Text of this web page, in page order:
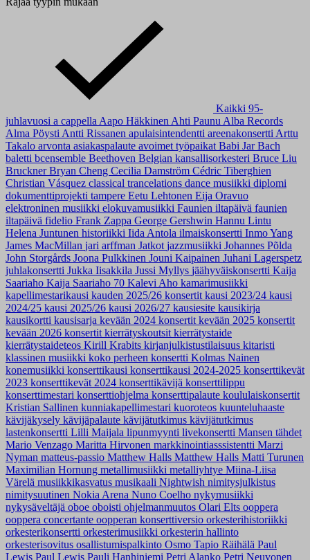
Kaikki 95-
juhlavuosi a cappella Aapo Häkkinen Ahti Paunu Alba Records
Alma Pöysti Antti Rissanen apulaisintendentti areenakonsertti Arttu
Takalo arvonta asiakaspalaute avoimet työpaikat Babi JarBach
baletti bcensemble Beethoven Belgian kansallisorkesteri Bruce Liu
BrucknerBryan Cheng Cecilia Damström Cédric Tiberghien
Christian Vásquez classical trancelations dance musiikki diplomi
dokumenttiprojekti tampere Eetu Lehtonen Eija Oravuo
elektroninen musiikki elokuvamusiikki Faunien iltapäivä faunien
iltapäivä fidelio Frank Zappa George Gershwin Hannu Lintu
Helena Juntunen historiikki Iida Antola ilmaiskonsertti Inmo Yang
James MacMillan jari arffman Jatkot jazzmusiikki Johannes Põlda
John Storgårds Joona Pulkkinen Jouni Kaipainen Juhani Lagerspetz
juhlakonsertti Jukka Iisakkila Jussi Myllys jäähyväiskonsertti Kaija
Saariaho Kaija Saariaho 70 Kalevi Aho kamarimusiikki
kapellimestarikausi kauden 2025/26 konsertit kausi 2023/24 kausi
2024/25 kausi 2025/26 kausi 2026/27 kausiesite kausikirja
kausikortti kausisarja kevään 2024 konsertit kevään 2025 konsertit
kevään 2026 konsertit kierrätyskoutsit kierrätystaide
kierrätystaideteos Kirill Krabits kirjanjulkistustilaisuus kitaristi
klassinen musiikki koko perheen konsertti Kolmas Nainen
konemusiikki konserttikausi konserttikausi 2024-2025 konserttikevät
2023 konserttikevät 2024 konserttikävijä konserttilippu
konserttimestari konserttiohjelma konserttipalaute koululaiskonsertit
Kristian Sallinen kunniakapellimestari kuoroteos kuunteluhaaste
kävijäkysely kävijäpalaute kävijätutkimus kävijätutkimus
lastenkonsertti Lilli Maijala lipunmyynti livekonsertti Mansen tähdet
Mario Venzago Maritta Hirvonen markkinointiasssistentti Marzi
Nyman matteus-passio Matthew Halls Matthew Halls Matti Turunen
Maximilian Hornung metallimusiikki metalliyhtye Miina-Liisa
Värelä musiikkikasvatus musikaali Nightwish nimitysjulkistus
nimitysuutinen Nokia Arena Nuno Coelho nykymusiikki
nykysäveltäjä oboe oboisti ohjelmanmuutos Olari Elts ooppera
ooppera concertante oopperan konserttiversio orkesterihistoriikki
orkesterikonsertti orkesterimusiikki orkesterin hallinto
orkesterisovitus osallistumispalkinto Osmo Tapio Räihälä Paul
Lewis Paul Lewis Pauli Hanhiniemi Petri Alanko Petri Neuvonen